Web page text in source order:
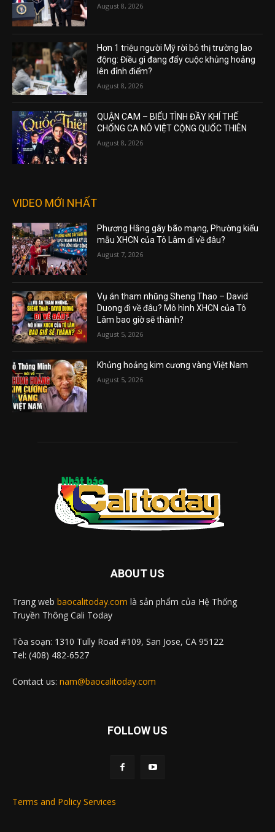
August 8, 2026
Hơn 1 triệu người Mỹ rời bỏ thị trường lao
động: Điều gì đang đẩy cuộc khủng hoảng
lên đỉnh điểm?
August 8, 2026
QUẬN CAM – BIỂU TÌNH ĐẦY KHÍ THẾ
CHỐNG CA NÔ VIỆT CỘNG QUỐC THIÊN
August 8, 2026
VIDEO MỚI NHẤT
Phương Hằng gây bão mạng, Phường kiểu
mẫu XHCN của Tô Lâm đi về đâu?
August 7, 2026
Vụ án tham nhũng Sheng Thao – David
Duong đi về đâu? Mô hình XHCN của Tô
Lâm bao giờ sẽ thành?
August 5, 2026
Khủng hoảng kim cương vàng Việt Nam
August 5, 2026
ABOUT US
Trang web baocalitoday.com là sản phẩm của Hệ Thống
Truyền Thông Cali Today
Tòa soạn: 1310 Tully Road #109, San Jose, CA 95122
Tel: (408) 482-6527
Contact us: nam@baocalitoday.com
FOLLOW US
Terms and Policy Services